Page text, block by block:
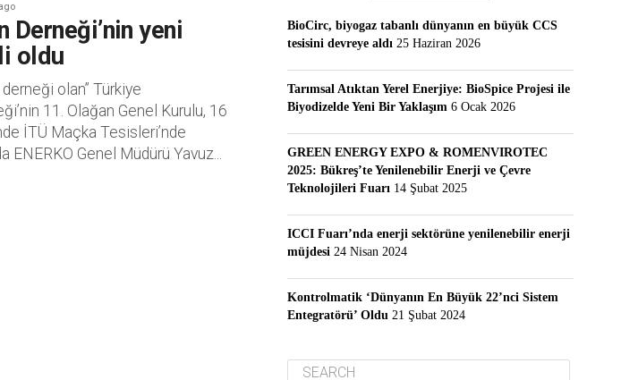
Derneği’nin yeni
oldu
olan” Türkiye
11. Olağan Genel Kurulu, 16
İTÜ Maçka Tesisleri’nde
ENERKO Genel Müdürü Yavuz...
BioCirc, biyogaz tabanlı dünyanın en büyük CCS
tesisini devreye aldı 25 Haziran 2026
Tarımsal Atıktan Yerel Enerjiye: BioSpice Projesi ile
Biyodizelde Yeni Bir Yaklaşım 6 Ocak 2026
GREEN ENERGY EXPO & ROMENVIROTEC
2025: Bükreş’te Yenilenebilir Enerji ve Çevre
Teknolojileri Fuarı 14 Şubat 2025
ICCI Fuarı’nda enerji sektörüne yenilenebilir enerji
müjdesi 24 Nisan 2024
Kontrolmatik ‘Dünyanın En Büyük 22’nci Sistem
Entegratörü’ Oldu 21 Şubat 2024